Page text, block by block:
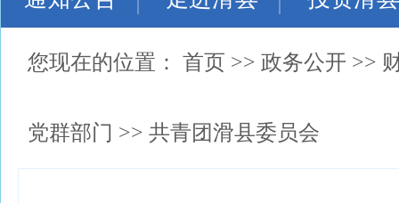
您现在的位置： 首页 >> 政务公开 >>
党群部门 >> 共青团滑县委员会